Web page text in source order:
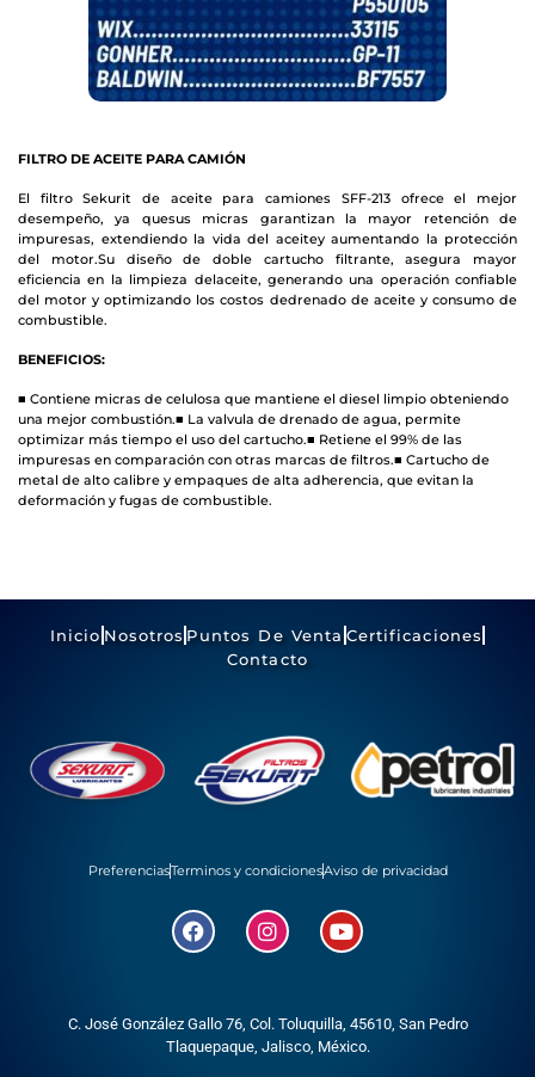
FILTRO DE ACEITE PARA CAMIÓN
El filtro Sekurit de aceite para camiones SFF-213 ofrece el mejor
desempeño, ya quesus micras garantizan la mayor retención de
impuresas, extendiendo la vida del aceitey aumentando la protección
del motor.Su diseño de doble cartucho filtrante, asegura mayor
eficiencia en la limpieza delaceite, generando una operación confiable
del motor y optimizando los costos dedrenado de aceite y consumo de
combustible.
BENEFICIOS:
■ Contiene micras de celulosa que mantiene el diesel limpio obteniendo
una mejor combustión.■ La valvula de drenado de agua, permite
optimizar más tiempo el uso del cartucho.■ Retiene el 99% de las
impuresas en comparación con otras marcas de filtros.■ Cartucho de
metal de alto calibre y empaques de alta adherencia, que evitan la
deformación y fugas de combustible.
Inicio Nosotros Puntos De Venta Certificaciones
Contacto
PreferenciasTerminos y condicionesAviso de privacidad
C. José González Gallo 76, Col. Toluquilla, 45610, San Pedro
Tlaquepaque, Jalisco, México.